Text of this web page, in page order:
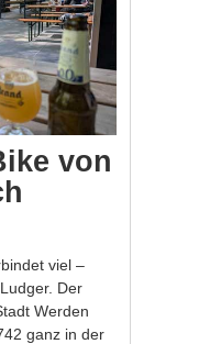
von
viel –
Der
Werden
ganz in der